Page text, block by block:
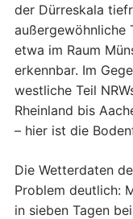
der Dürreskala
außergewöhnliche
etwa im Raum
erkennbar. Im
westliche Teil
Rheinland bis
– hier ist die
Die Wetterdaten
Problem deutlich:
in sieben Tagen